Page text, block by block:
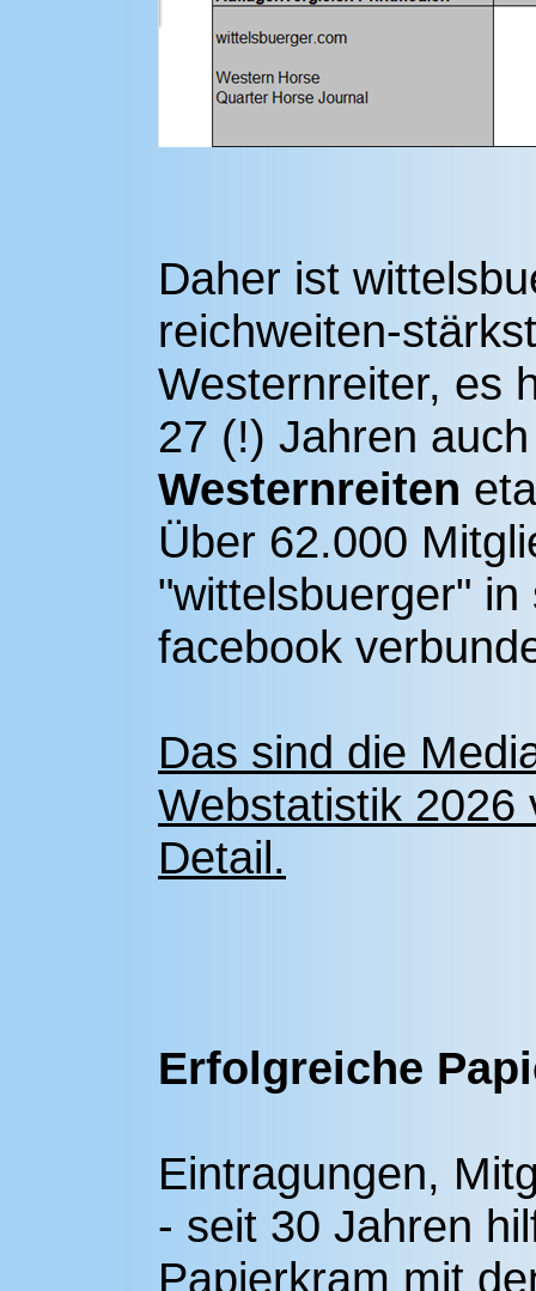
Daher ist
reichweiten-
Westernreiter, es
27 (!) Jahren
Westernreiten
Über 62.000
"wittelsbuerger"
facebook
Das sind die
Webstatistik 2026
Detail.
Erfolgreiche
Eintragungen,
- seit 30 Jahren
Papierkram mit